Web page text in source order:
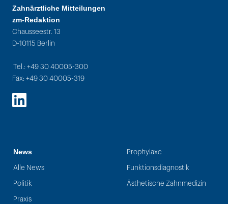
Zahnärztliche Mitteilungen
zm-Redaktion
Chausseestr. 13
D-10115 Berlin
Tel.: +49 30 40005-300
Fax: +49 30 40005-319
LinkedIn
News
Alle News
Politik
Praxis
Prophylaxe
Funktionsdiagnostik
Ästhetische Zahnmedizin